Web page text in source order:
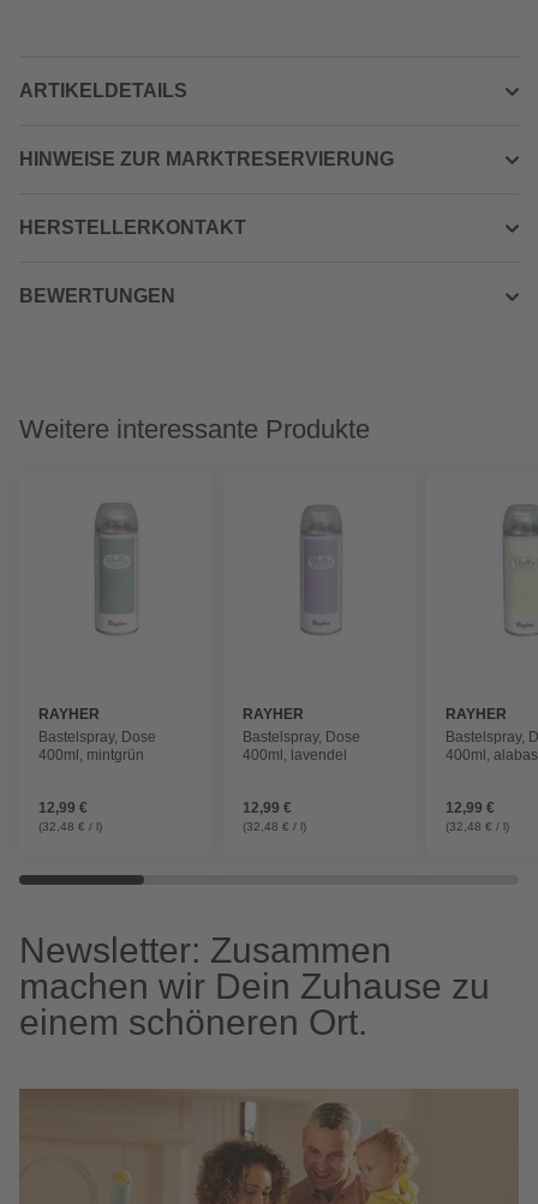
ARTIKELDETAILS
HINWEISE ZUR MARKTRESERVIERUNG
HERSTELLERKONTAKT
BEWERTUNGEN
Weitere interessante Produkte
RAYHER
Bastelspray, Dose
400ml, mintgrün
12,99 €
(32,48 € / l)
RAYHER
Bastelspray, Dose
400ml, lavendel
12,99 €
(32,48 € / l)
RAYHER
Bastelspray,
400ml,
12,99 €
(32,48 € / l)
Newsletter: Zusammen
machen wir Dein Zuhause zu
einem schöneren Ort.